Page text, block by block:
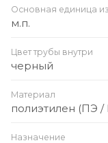
Основная единица
м.п.
Цвет трубы внутри
черный
Материал
полиэтилен (ПЭ
Назначение